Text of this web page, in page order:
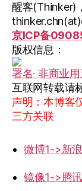
醒客(Thinker)
京ICP备
版权信息：
署名· 非商业
互联网转载请
声明：本博客
三方关联
微博1->新浪
镜像1->腾